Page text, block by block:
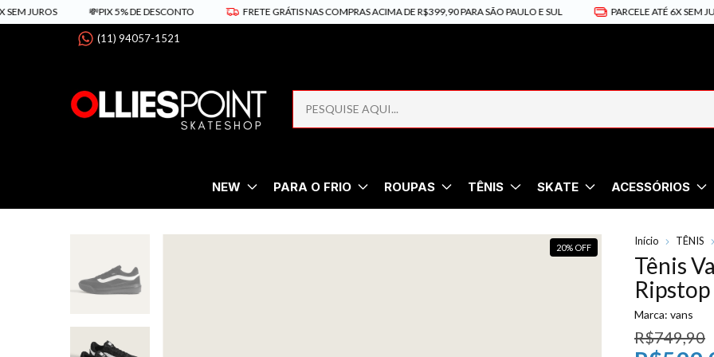
💸PIX 5% DE DESCONTO FRETE GRÁTIS NAS COMPRAS ACIMA DE R$399,90 PARA SÃO PAULO E SUL PARCELE ATÉ 6X SEM JUROS
(11) 94057-1521
NEW PARA O FRIO ROUPAS TÊNIS SKATE ACESSÓRIOS
20% OFF
Início TÊNIS
Tênis
Marca: vans
R$749,90